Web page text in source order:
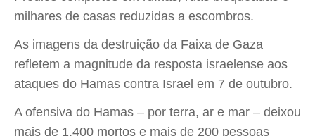
milhares de casas reduzidas a escombros.
As imagens da destruição da Faixa de Gaza
refletem a magnitude da resposta israelense aos
ataques do Hamas contra Israel em 7 de outubro.
A ofensiva do Hamas – por terra, ar e mar – deixou
mais de 1.400 mortos e mais de 200 pessoas